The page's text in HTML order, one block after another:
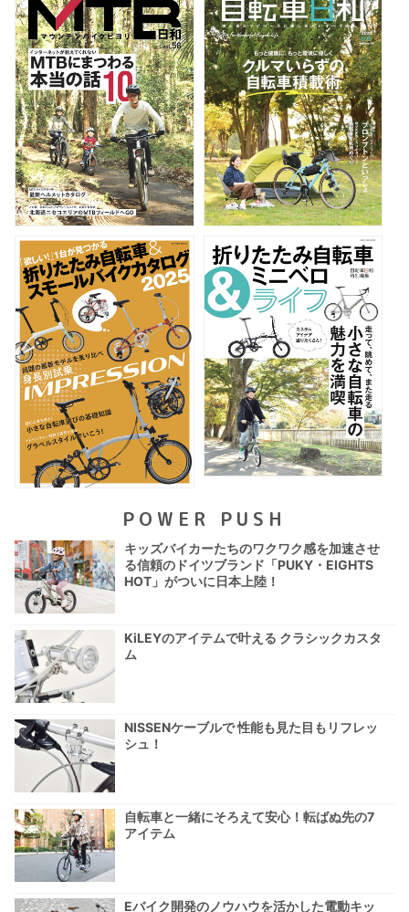
POWER PUSH
キッズバイカーたちのワクワク感を加速させ
る信頼のドイツブランド「PUKY・EIGHTS
HOT」がついに日本上陸！
KiLEYのアイテムで叶える クラシックカスタ
ム
NISSENケーブルで 性能も見た目もリフレッ
シュ！
自転車と一緒にそろえて安心！転ばぬ先の7
アイテム
Eバイク開発のノウハウを活かした電動キッ